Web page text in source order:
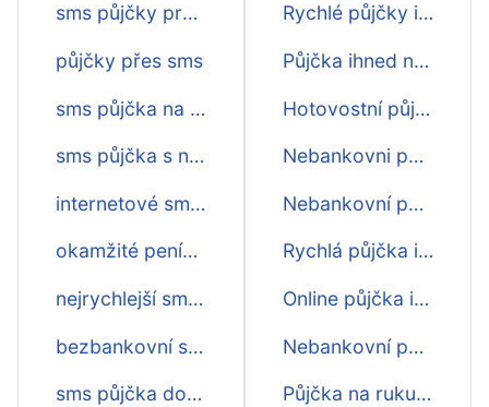
sms půjčky pro osvč
půjčky přes sms
sms půjčka na měsíc
sms půjčka s nejnižším úrokem
internetové sms půjčky
okamžité peníze přes sms
nejrychlejší sms půjčka
bezbankovní sms půjčky
sms půjčka do 15 minut
Rychlé půjčky ihned na účet
Půjčka ihned na ruku
Hotovostní půjčka ihned
Nebankovni půjčky ihned na účet
Nebankovní půjčka ihned
Rychlá půjčka ihned na účet
Online půjčka ihned
Nebankovní půjčky ihned
Půjčka na ruku ihned